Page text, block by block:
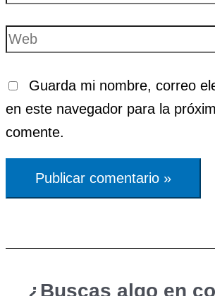
Web
Guarda mi nombre, correo
en este navegador para la
comente.
¿Buscas algo en